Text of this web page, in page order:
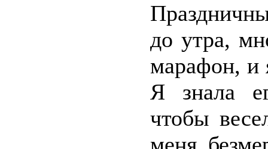
до утра,
марафон, и
Я знала
чтобы